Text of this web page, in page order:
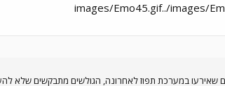
שאירעו במערכת תפוז לאחרונה, הגולשים מתבקשים